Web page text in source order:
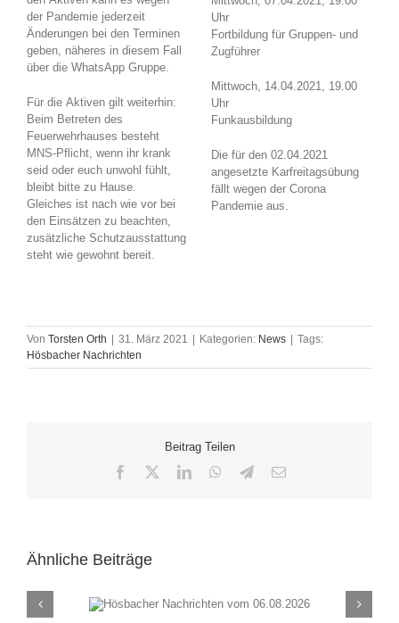
der Pandemie jederzeit
Änderungen bei den Terminen
geben, näheres in diesem Fall
über die WhatsApp Gruppe.
Für die Aktiven gilt weiterhin:
Beim Betreten des
Feuerwehrhauses besteht
MNS-Pflicht, wenn ihr krank
seid oder euch unwohl fühlt,
bleibt bitte zu Hause.
Gleiches ist nach wie vor bei
den Einsätzen zu beachten,
zusätzliche Schutzausstattung
steht wie gewohnt bereit.
Uhr
Fortbildung für Gruppen- und
Zugführer
Mittwoch, 14.04.2021, 19.00
Uhr
Funkausbildung
Die für den 02.04.2021
angesetzte Karfreitagsübung
fällt wegen der Corona
Pandemie aus.
Von Torsten Orth 31. März 2021 Kategorien: News
Tags:
Hösbacher Nachrichten
Beitrag Teilen
Facebook LinkedInWhatsApp
Telegram
E-
Ähnliche Beiträge
vom
Hösbacher